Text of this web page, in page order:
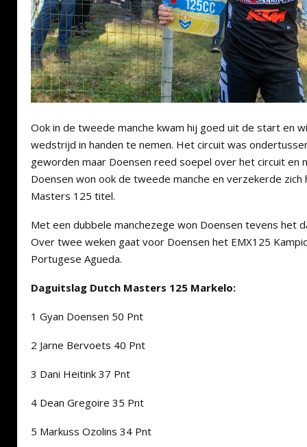
Ook in de tweede manche kwam hij goed uit de start en
wedstrijd in handen te nemen. Het circuit was
geworden maar Doensen reed soepel over het circuit en
Doensen won ook de tweede manche en verzekerde zich
Masters 125 titel.
Met een dubbele manchezege won Doensen tevens het
Over twee weken gaat voor Doensen het EMX125
Portugese Agueda.
Daguitslag Dutch Masters 125 Markelo:
1 Gyan Doensen 50 Pnt
2 Jarne Bervoets 40 Pnt
3 Dani Heitink 37 Pnt
4 Dean Gregoire 35 Pnt
5 Markuss Ozolins 34 Pnt